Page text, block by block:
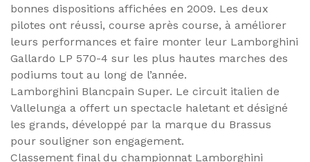
bonnes dispositions affichées en 2009. Les deux
pilotes ont réussi, course après course, à améliorer
leurs performances et faire monter leur Lamborghini
Gallardo LP 570-4 sur les plus hautes marches des
podiums tout au long de l’année.
Lamborghini Blancpain Super. Le circuit italien de
Vallelunga a offert un spectacle haletant et désigné
les grands, développé par la marque du Brassus
pour souligner son engagement.
Classement final du championnat Lamborghini